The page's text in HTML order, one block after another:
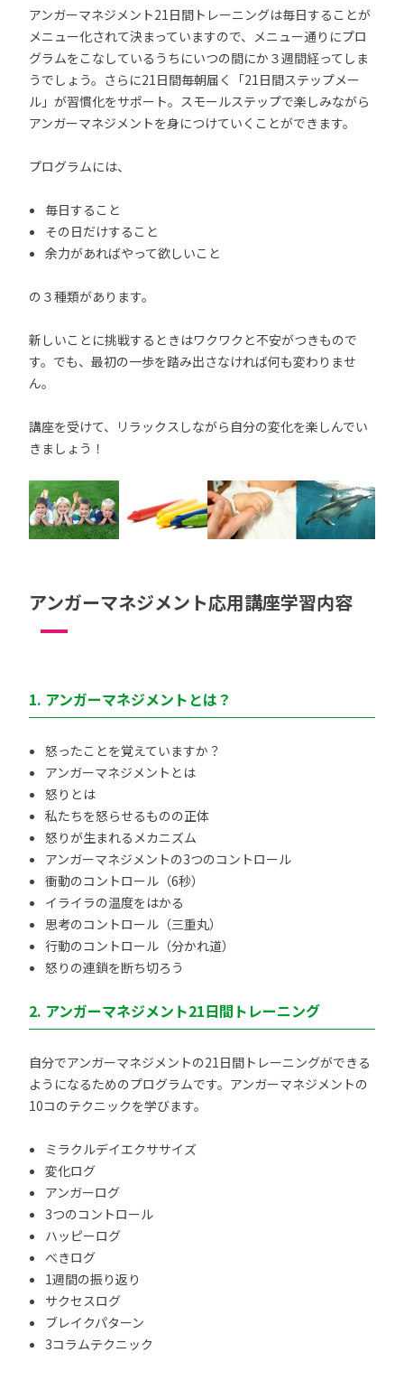
アンガーマネジメント21日間トレーニングは毎日することが
メニュー化されて決まっていますので、メニュー通りにプロ
グラムをこなしているうちにいつの間にか３週間経ってしま
うでしょう。さらに21日間毎朝届く「21日間ステップメー
ル」が習慣化をサポート。スモールステップで楽しみながら
アンガーマネジメントを身につけていくことができます。
プログラムには、
毎日すること
その日だけすること
余力があればやって欲しいこと
の３種類があります。
新しいことに挑戦するときはワクワクと不安がつきもので
す。でも、最初の一歩を踏み出さなければ何も変わりませ
ん。
講座を受けて、リラックスしながら自分の変化を楽しんでい
きましょう！
アンガーマネジメント応用講座学習内容
1. アンガーマネジメントとは？
怒ったことを覚えていますか？
アンガーマネジメントとは
怒りとは
私たちを怒らせるものの正体
怒りが生まれるメカニズム
アンガーマネジメントの3つのコントロール
衝動のコントロール（6秒）
イライラの温度をはかる
思考のコントロール（三重丸）
行動のコントロール（分かれ道）
怒りの連鎖を断ち切ろう
2. アンガーマネジメント21日間トレーニング
自分でアンガーマネジメントの21日間トレーニングができる
ようになるためのプログラムです。アンガーマネジメントの
10コのテクニックを学びます。
ミラクルデイエクササイズ
変化ログ
アンガーログ
3つのコントロール
ハッピーログ
べきログ
1週間の振り返り
サクセスログ
ブレイクパターン
3コラムテクニック